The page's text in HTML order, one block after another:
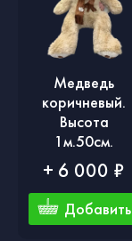
Медведь
коричневый.
Высота
1м.50см.
+ 6 000 ₽
Добавить